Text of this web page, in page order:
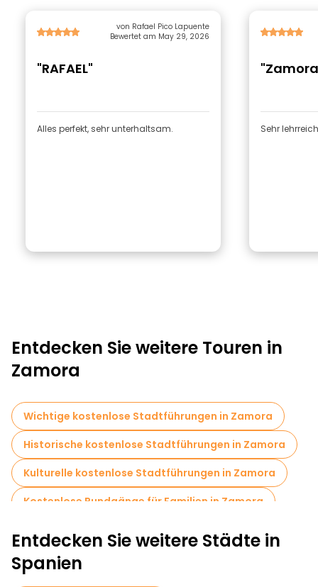
von Rafael Pico Lapuente
Bewertet am May 29, 2026
"RAFAEL"
Alles perfekt, sehr unterhaltsam. Sehr
Entdecken Sie weitere Touren in
Zamora
Wichtige kostenlose Stadtführungen in Zamora
Historische kostenlose Stadtführungen in Zamora
Kulturelle kostenlose Stadtführungen in Zamora
Kostenlose Rundgänge für Familien in Zamora
Kostenlose Altstadtbesichtigung in Zamora
Entdecken Sie weitere Städte in
Spanien